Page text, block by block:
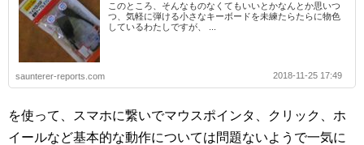
このところ、そんなものなくてもいいとかなんとか思いつ
つ、気軽に弾ける小さなキーボードを未練たらたらに物色
しているわたしですが、 ...
saunterer-reports.com 2018-11-25 17:49
を使って、スマホに繋いでマウスポインタ、クリック、ホ
イールなど基本的な動作については問題ないようで一気に